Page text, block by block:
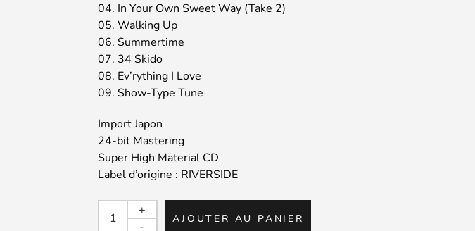
04. In Your Own Sweet Way (Take 2)
05. Walking Up
06. Summertime
07. 34 Skido
08. Ev’rything I Love
09. Show-Type Tune
Import Japon
24-bit Mastering
Super High Material CD
Label d’origine : RIVERSIDE
quantité
-
+
AJOUTER AU PANIER